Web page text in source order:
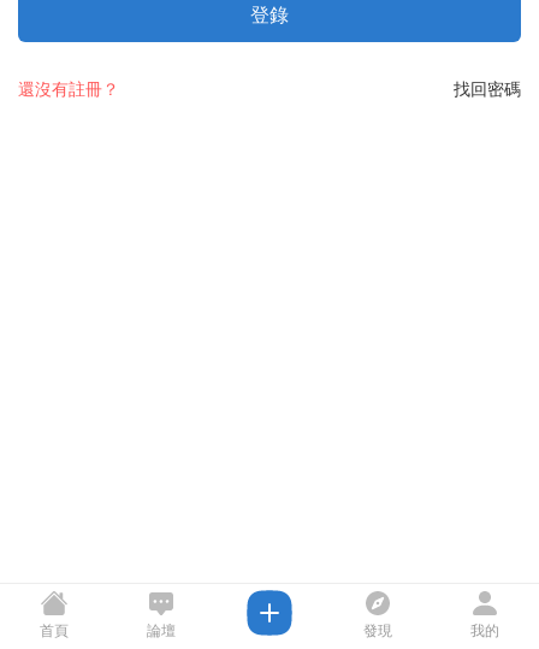
登錄
找回密碼
還沒有註冊？
首頁 論壇 發現 我的